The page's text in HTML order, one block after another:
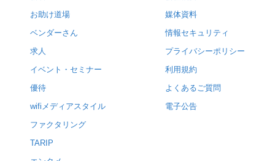
お助け道場
ベンダーさん
求人
イベント・セミナー
優待
wifiメディアスタイル
ファクタリング
TARIP
媒体資料
情報セキュリティ
プライバシーポリシー
利用規約
よくあるご質問
電子公告